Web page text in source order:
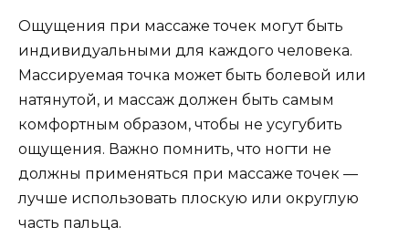
Ощущения при массаже точек могут быть
индивидуальными для каждого человека.
Массируемая точка может быть болевой или
натянутой, и массаж должен быть самым
комфортным образом, чтобы не усугубить
ощущения. Важно помнить, что ногти не
должны применяться при массаже точек —
лучше использовать плоскую или округлую
часть пальца.